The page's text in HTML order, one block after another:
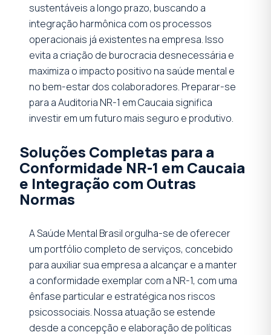
sustentáveis a longo prazo, buscando a
integração harmônica com os processos
operacionais já existentes na empresa. Isso
evita a criação de burocracia desnecessária e
maximiza o impacto positivo na saúde mental e
no bem-estar dos colaboradores. Preparar-se
para a Auditoria NR-1 em Caucaia significa
investir em um futuro mais seguro e produtivo.
Soluções Completas para a
Conformidade NR-1 em Caucaia
e Integração com Outras
Normas
A Saúde Mental Brasil orgulha-se de oferecer
um portfólio completo de serviços, concebido
para auxiliar sua empresa a alcançar e a manter
a conformidade exemplar com a NR-1, com uma
ênfase particular e estratégica nos riscos
psicossociais. Nossa atuação se estende
desde a concepção e elaboração de políticas